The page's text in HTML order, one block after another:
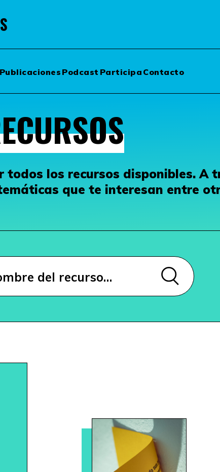
Publicaciones Podcast Participa Contacto
todos los recursos disponibles. A
que te interesan entre